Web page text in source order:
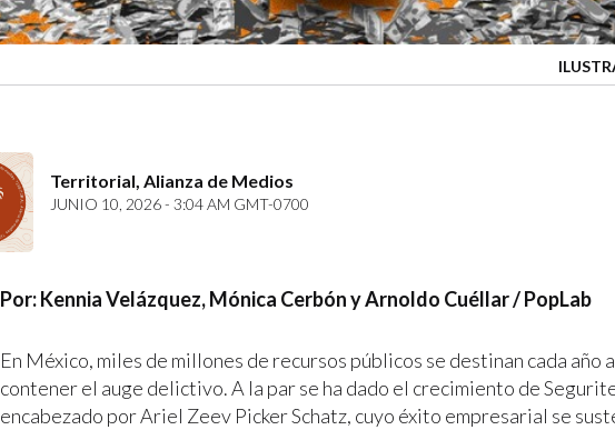
Territorial, Alianza de Medios
JUNIO 10, 2026 - 3:04 AM GMT-0700
Por: Kennia Velázquez, Mónica Cerbón y Arnoldo Cuéllar / PopLab
En México, miles de millones de recursos públicos se destinan cada año
contener el auge delictivo. A la par se ha dado el crecimiento de
encabezado por Ariel Zeev Picker Schatz, cuyo éxito empresarial se